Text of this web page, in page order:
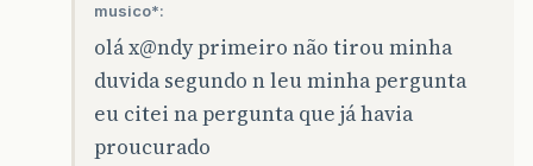
musico*:
olá x@ndy primeiro não tirou minha
duvida segundo n leu minha pergunta
eu citei na pergunta que já havia
proucurado